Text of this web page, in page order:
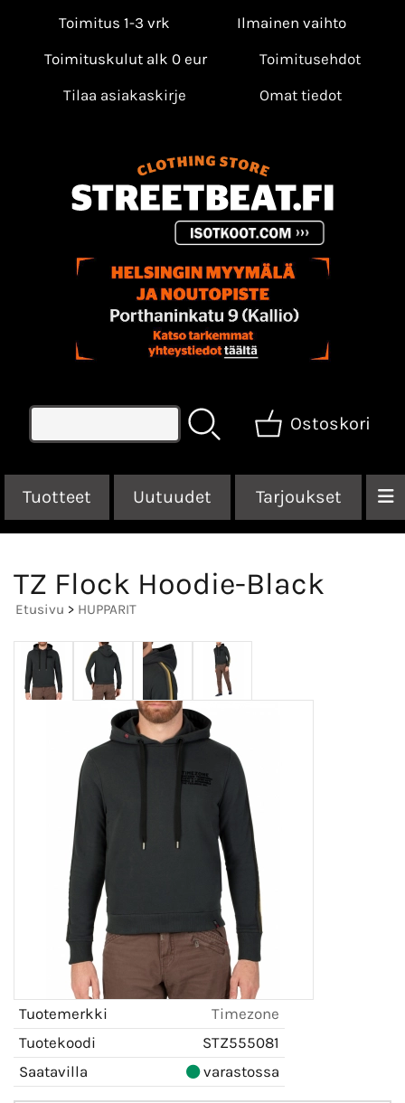
Toimitus 1-3 vrk
Ilmainen vaihto
Toimituskulut alk 0 eur
Toimitusehdot
Tilaa asiakaskirje
Omat tiedot
Ostoskori
Tuotteet Uutuudet Tarjoukset
TZ Flock Hoodie-Black
Etusivu > HUPPARIT
Tuotemerkki
Timezone
Tuotekoodi
STZ555081
Saatavilla
varastossa